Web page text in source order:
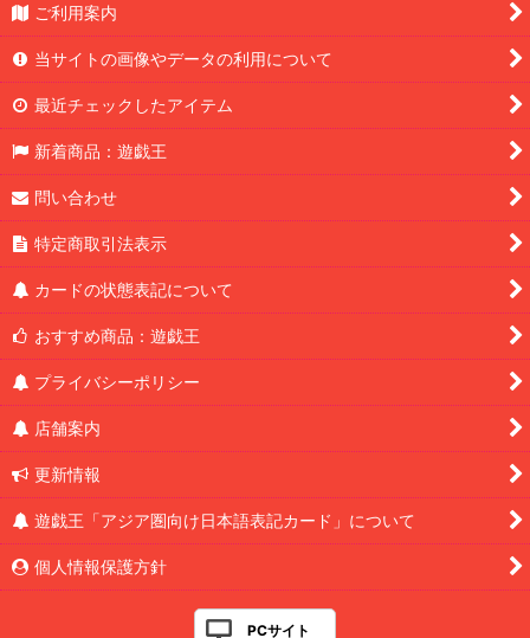
ご利用案内
当サイトの画像やデータの利用について
最近チェックしたアイテム
新着商品：遊戯王
問い合わせ
特定商取引法表示
カードの状態表記について
おすすめ商品：遊戯王
プライバシーポリシー
店舗案内
更新情報
遊戯王「アジア圏向け日本語表記カード」について
個人情報保護方針
PCサイト